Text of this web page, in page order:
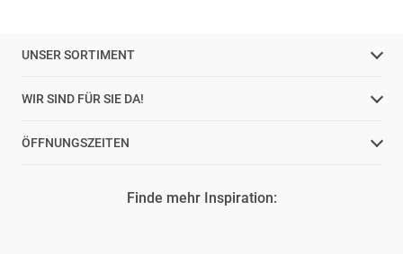
UNSER SORTIMENT
WIR SIND FÜR SIE DA!
ÖFFNUNGSZEITEN
Finde mehr Inspiration: